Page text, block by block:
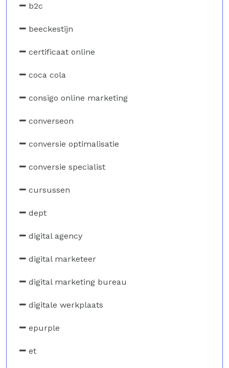
b2c
beeckestijn
certificaat online
coca cola
consigo online marketing
converseon
conversie optimalisatie
conversie specialist
cursussen
dept
digital agency
digital marketeer
digital marketing bureau
digitale werkplaats
epurple
et